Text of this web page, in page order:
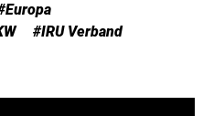
#IRU Verband